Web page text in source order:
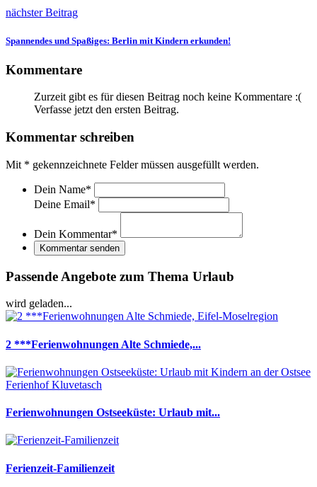
nächster Beitrag
Spannendes und Spaßiges: Berlin mit Kindern erkunden!
Kommentare
Zurzeit gibt es für diesen Beitrag noch keine Kommentare :(
Verfasse jetzt den ersten Beitrag.
Kommentar schreiben
Mit * gekennzeichnete Felder müssen ausgefüllt werden.
Dein Name*
Deine Email*
Dein Kommentar*
Kommentar senden
Passende Angebote zum Thema Urlaub
wird geladen...
2 ***Ferienwohnungen Alte Schmiede,...
Ferienwohnungen Ostseeküste: Urlaub mit...
Ferienzeit-Familienzeit